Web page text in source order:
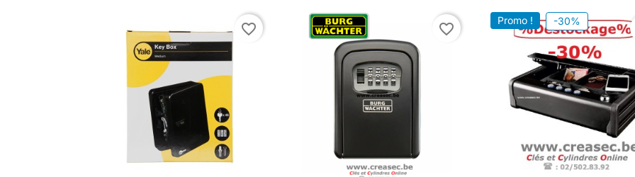
favorite_border favorite_border Promo ! -30%